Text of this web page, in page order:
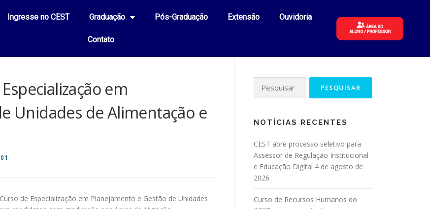
Ingresse no CEST Graduação Pós-Graduação Extensão Ouvidoria
Contato
em
Unidades de Alimentação e
de Especialização em Planejamento e Gestão de Unidades
NOTÍCIAS RECENTES
CEST abre processo seletivo para
Assessor de Regulação Institucional
e Educação Digital 4 de agosto de
2026
Curso de Recursos Humanos do